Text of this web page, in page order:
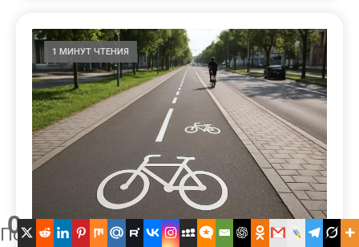
0
Поделились
1 МИНУТ ЧТЕНИЯ